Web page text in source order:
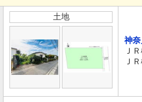
土地
神
Ｊ
Ｊ